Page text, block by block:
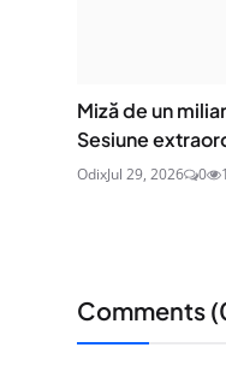
Miză de un
Sesiune
OdixJul 29, 2026 0 1
Comments (